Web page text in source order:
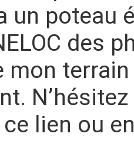
un poteau
des
mon
lien ou